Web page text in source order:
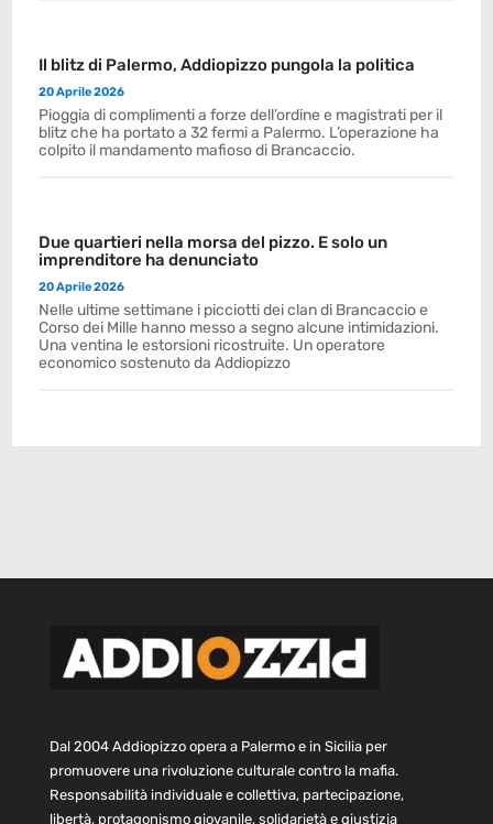
Il blitz di Palermo, Addiopizzo pungola la politica
20 Aprile 2026
Pioggia di complimenti a forze dell’ordine e magistrati per il
blitz che ha portato a 32 fermi a Palermo. L’operazione ha
colpito il mandamento mafioso di Brancaccio.
Due quartieri nella morsa del pizzo. E solo un
imprenditore ha denunciato
20 Aprile 2026
Nelle ultime settimane i picciotti dei clan di Brancaccio e
Corso dei Mille hanno messo a segno alcune intimidazioni.
Una ventina le estorsioni ricostruite. Un operatore
economico sostenuto da Addiopizzo
Dal 2004 Addiopizzo opera a Palermo e in Sicilia per
promuovere una rivoluzione culturale contro la mafia.
Responsabilità individuale e collettiva, partecipazione,
libertà, protagonismo giovanile, solidarietà e giustizia